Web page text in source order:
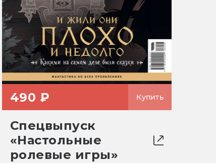
490 ₽ Купить
Спецвыпуск
«Настольные
ролевые игры»